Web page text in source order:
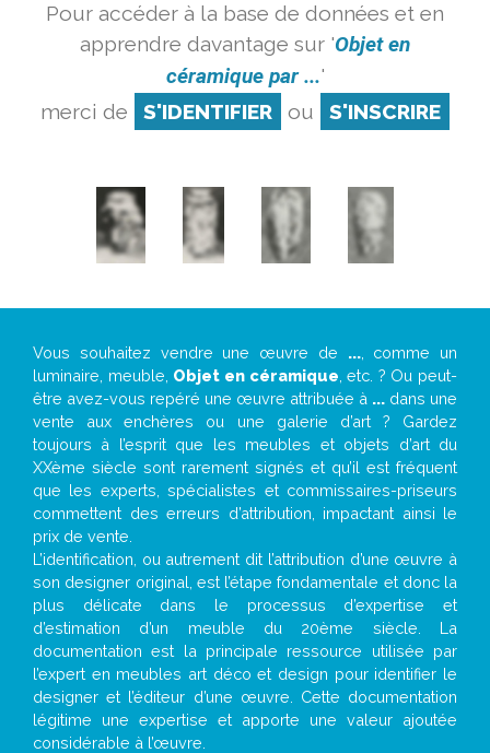
Pour accéder à la base de données et en
apprendre davantage sur 'Objet en
céramique par ...'
merci de
S'IDENTIFIER ou S'INSCRIRE
Vous souhaitez vendre une œuvre de ..., comme un
luminaire, meuble, Objet en céramique , etc. ? Ou peut-
être avez-vous repéré une œuvre attribuée à ... dans une
vente aux enchères ou une galerie d’art ? Gardez
toujours à l’esprit que les meubles et objets d’art du
XXème siècle sont rarement signés et qu’il est fréquent
que les experts, spécialistes et commissaires-priseurs
commettent des erreurs d’attribution, impactant ainsi le
prix de vente.
L’identification, ou autrement dit l’attribution d’une œuvre à
son designer original, est l’étape fondamentale et donc la
plus délicate dans le processus d’expertise et
d’estimation d’un meuble du 20ème siècle. La
documentation est la principale ressource utilisée par
l’expert en meubles art déco et design pour identifier le
designer et l’éditeur d’une œuvre. Cette documentation
légitime une expertise et apporte une valeur ajoutée
considérable à l’œuvre.